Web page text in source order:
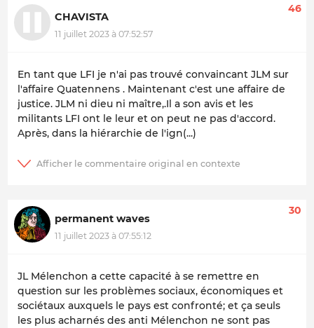
CHAVISTA
11 juillet 2023 à 07:52:57
46
En tant que LFI je n'ai pas trouvé convaincant JLM sur
l'affaire Quatennens . Maintenant c'est une affaire de
justice. JLM ni dieu ni maître,.Il a son avis et les
militants LFI ont le leur et on peut ne pas d'accord.
Après, dans la hiérarchie de l'ign(...)
permanent waves
11 juillet 2023 à 07:55:12
30
JL Mélenchon a cette capacité à se remettre en
question sur les problèmes sociaux, économiques et
sociétaux auxquels le pays est confronté; et ça seuls
les plus acharnés des anti Mélenchon ne sont pas